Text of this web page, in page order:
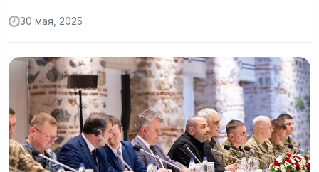
30 мая, 2025